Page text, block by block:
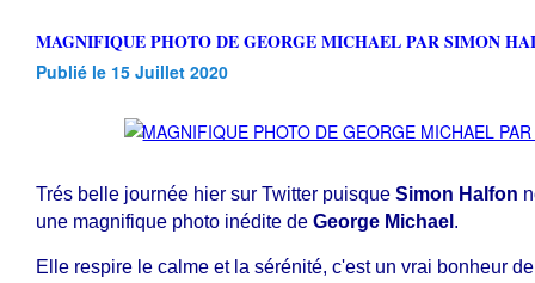
MAGNIFIQUE PHOTO DE GEORGE MICHAEL PAR SIMON
Publié le 15 Juillet 2020
Trés belle journée hier sur Twitter puisque Simon Halfon
une magnifique photo inédite de George Michael .
Elle respire le calme et la sérénité, c'est un vrai bonheur